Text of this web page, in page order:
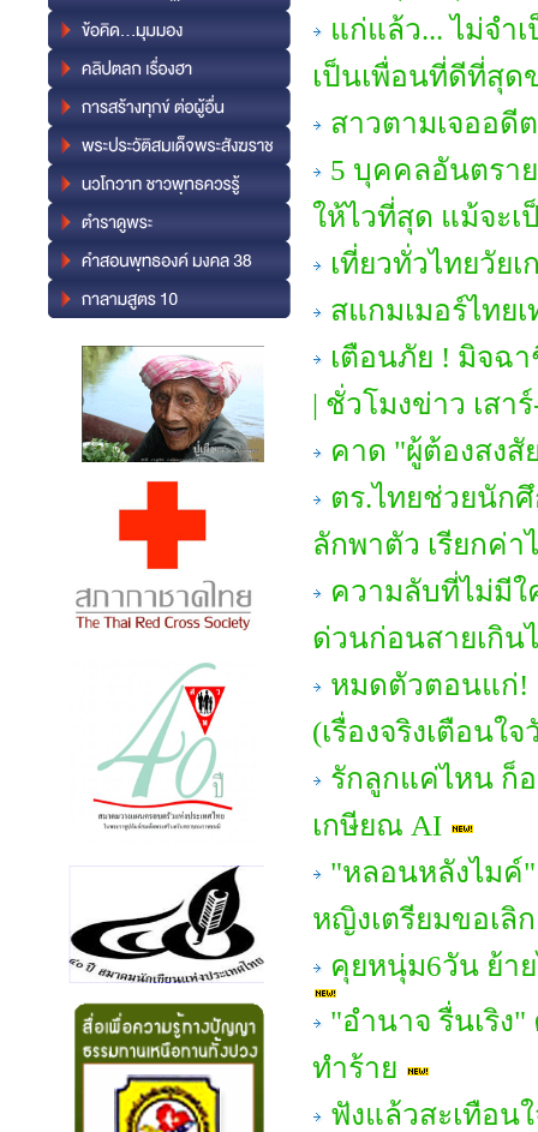
แก่แล้ว... ไม่จำ
เป็นเพื่อนที่ดีที่สุด
สาวตามเจออดี
5 บุคคลอันตรา
ให้ไวที่สุด แม้จะ
เที่ยวทั่วไทยวัย
สแกมเมอร์ไทย
เตือนภัย ! มิจฉ
| ชั่วโมงข่าว เสา
คาด "ผู้ต้องสงสั
ตร.ไทยช่วยนัก
ลักพาตัว เรียกค่า
ความลับที่ไม่มีใ
ด่วนก่อนสายเกิน
หมดตัวตอนแก่!
(เรื่องจริงเตือนใ
รักลูกแค่ไหน ก็
เกษียณ AI
"หลอนหลังไมค์"
หญิงเตรียมขอเลิ
คุยหนุ่ม6วัน ย้า
"อํานาจ รื่นเริง
ทำร้าย
ฟังแล้วสะเทือน